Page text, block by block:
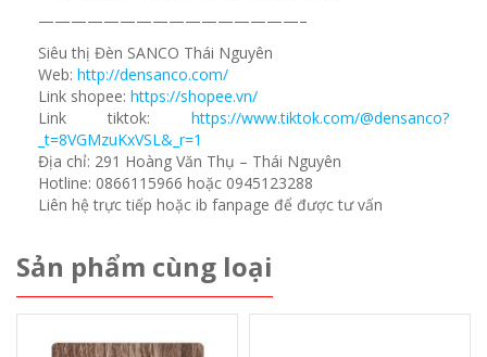
————————————————–
Siêu thị Đèn SANCO Thái Nguyên
Web: http://densanco.com/
Link shopee: https://shopee.vn/
Link tiktok: https://www.tiktok.com/@densanco?
_t=8VGMzuKxVSL&_r=1
Địa chỉ: 291 Hoàng Văn Thụ – Thái Nguyên
Hotline: 0866115966 hoặc 0945123288
Liên hệ trực tiếp hoặc ib fanpage để được tư vấn
Sản phẩm cùng loại